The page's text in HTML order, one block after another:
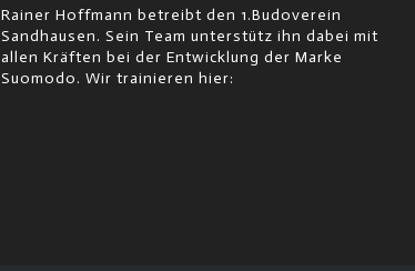
Rainer Hoffmann betreibt den 1.Budoverein
Sandhausen. Sein Team unterstütz ihn dabei mit
allen Kräften bei der Entwicklung der Marke
Suomodo. Wir trainieren hier: